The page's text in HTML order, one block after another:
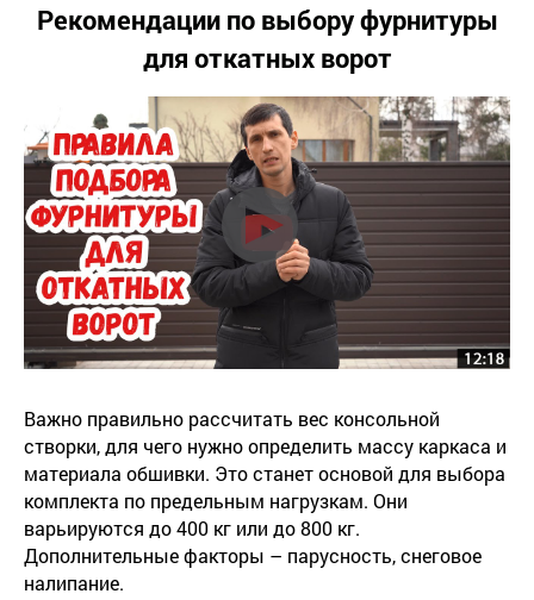
Рекомендации по выбору фурнитуры
для откатных ворот
Важно правильно рассчитать вес консольной
створки, для чего нужно определить массу каркаса и
материала обшивки. Это станет основой для выбора
комплекта по предельным нагрузкам. Они
варьируются до 400 кг или до 800 кг.
Дополнительные факторы – парусность, снеговое
налипание.